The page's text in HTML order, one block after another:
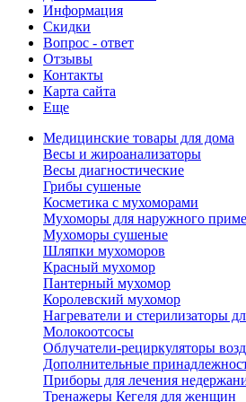
Информация
Скидки
Вопрос - ответ
Отзывы
Контакты
Карта сайта
Еще
Медицинские товары для дома
Весы и жироанализаторы
Весы диагностические
Грибы сушеные
Косметика с мухоморами
Мухоморы для наружного
Мухоморы сушеные
Шляпки мухоморов
Красный мухомор
Пантерный мухомор
Королевский мухомор
Нагреватели и стерилизаторы
Молокоотсосы
Облучатели-рециркуляторы
Дополнительные
Приборы для лечения
Тренажеры Кегеля для женщин